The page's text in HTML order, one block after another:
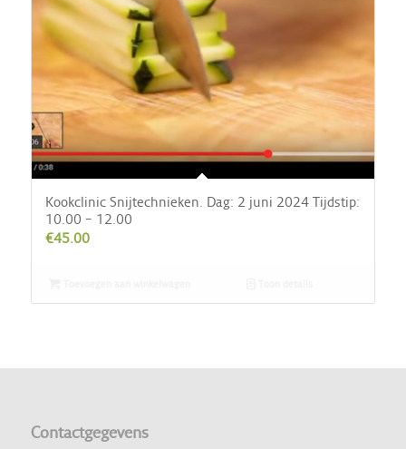
Kookclinic Snijtechnieken. Dag: 2 juni 2024 Tijdstip:
10.00 – 12.00
€45.00
Contactgegevens